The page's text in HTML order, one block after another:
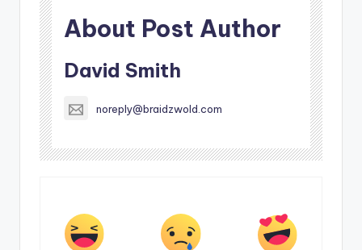
About Post Author
David Smith
noreply@braidzwold.com